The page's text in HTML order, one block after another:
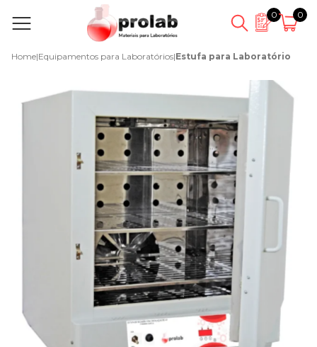
0 0
Home|Equipamentos para Laboratórios|Estufa para Laboratório